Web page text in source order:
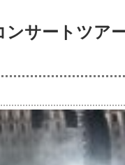
サートツア